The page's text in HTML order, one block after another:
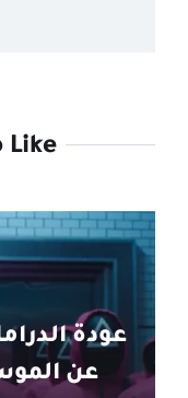
Like
عودة